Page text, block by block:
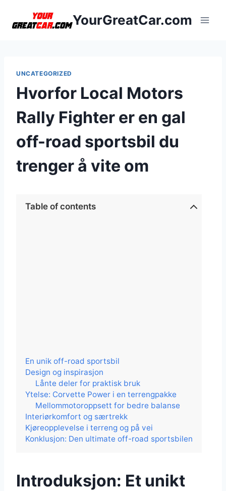
YourGreatCar.com
UNCATEGORIZED
Hvorfor Local Motors
Rally Fighter er en gal
off-road sportsbil du
trenger å vite om
Table of contents
En unik off-road sportsbil
Design og inspirasjon
Lånte deler for praktisk bruk
Ytelse: Corvette Power i en terrengpakke
Mellommotoroppsett for bedre balanse
Interiørkomfort og særtrekk
Kjøreopplevelse i terreng og på vei
Konklusjon: Den ultimate off-road sportsbilen
Introduksjon: Et unikt